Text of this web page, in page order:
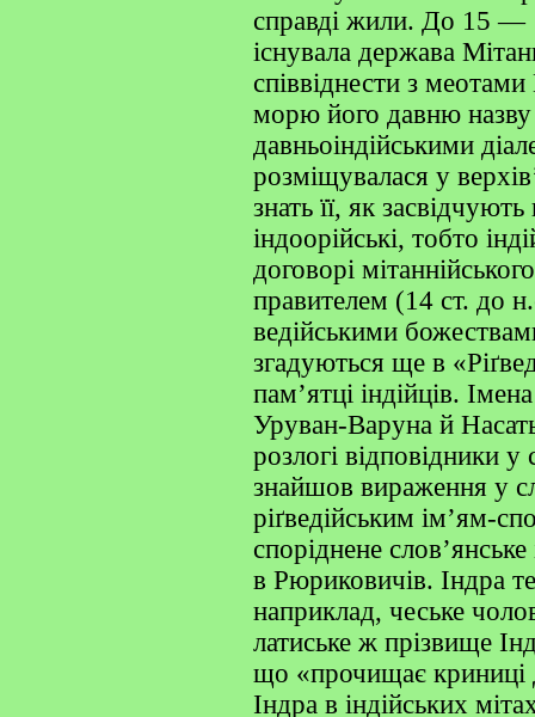
справді жили. До 15 —
існувала держава
співвіднести з
морю його давню
давньоіндійськими
розміщувалася у
знать її, як
індоорійські, тобто
договорі
правителем (14 ст. до
ведійськими
згадуються ще в
пам’ятці індійців.
Уруван-Варуна й
розлогі відповідники
знайшов вираження у
ріґведійським ім’ям-
споріднене
в Рюриковичів. Індра
наприклад, чеське
латиське ж прізвище
що «прочищає
Індра в індійських